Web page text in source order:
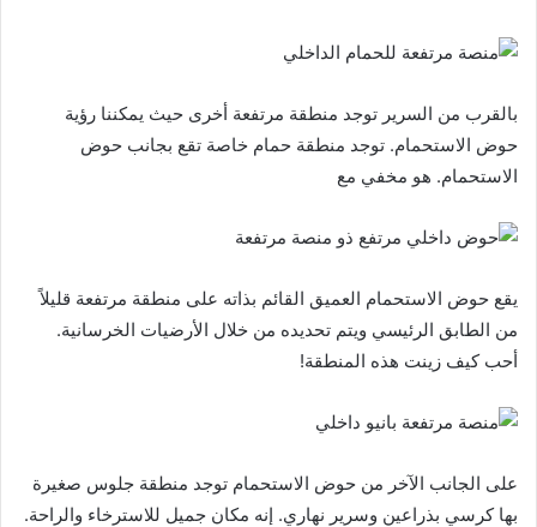
بالقرب من السرير توجد منطقة مرتفعة أخرى حيث يمكننا رؤية
حوض الاستحمام. توجد منطقة حمام خاصة تقع بجانب حوض
الاستحمام. هو مخفي مع
يقع حوض الاستحمام العميق القائم بذاته على منطقة مرتفعة قليلاً
من الطابق الرئيسي ويتم تحديده من خلال الأرضيات الخرسانية.
أحب كيف زينت هذه المنطقة!
على الجانب الآخر من حوض الاستحمام توجد منطقة جلوس صغيرة
بها كرسي بذراعين وسرير نهاري. إنه مكان جميل للاسترخاء والراحة.